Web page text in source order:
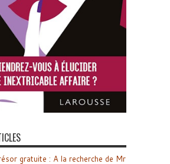
gratuite : A la recherche de Mr